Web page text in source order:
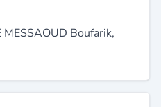
MESSAOUD Boufarik,